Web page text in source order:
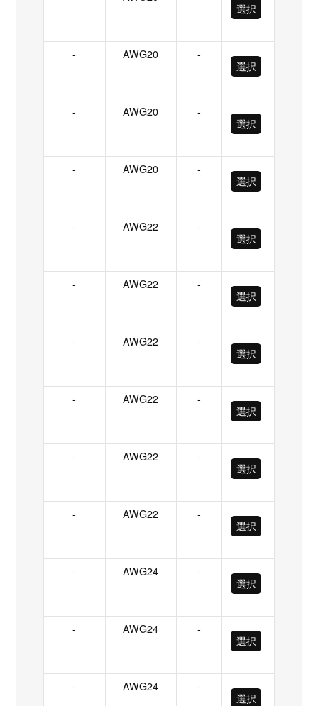
選択
- AWG20
-
選択
- AWG20
-
選択
- AWG20
-
選択
- AWG22
-
選択
- AWG22
-
選択
- AWG22
-
選択
- AWG22
-
選択
- AWG22
-
選択
- AWG22
-
選択
- AWG24
-
選択
- AWG24
-
選択
- AWG24
-
選択